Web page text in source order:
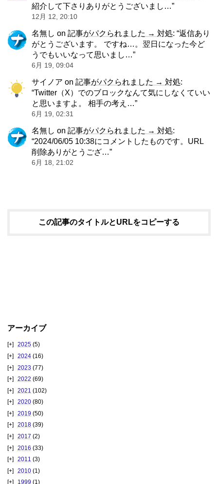
紹介して下さりありがとうございまし…”
12月 12, 20:10
名無し on 記事がパクられました → 対処: “返信あり
がとうございます。 ですね…。翌日になった今ど
うでもいいなって思いまし…”
6月 19, 09:04
サイノア on 記事がパクられました → 対処:
“Twitter（X）でのブロックなんて気にしなくていい
と思いますよ。 相手の考え…”
6月 19, 02:31
名無し on 記事がパクられました → 対処:
“2024/06/05 10:38にコメントしたものです。URL
削除ありがとうござ…”
6月 18, 21:02
この記事のタイトルとURLをコピーする
アーカイブ
2025 (5)
2024 (16)
2023 (77)
2022 (69)
2021 (102)
2020 (80)
2019 (50)
2018 (39)
2017 (2)
2016 (33)
2011 (3)
2010 (1)
1999 (1)